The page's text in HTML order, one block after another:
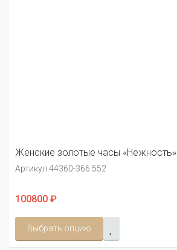
Женские золотые часы «Нежность»
Артикул:44360-366.552
100800 ₽
Выбрать опцию